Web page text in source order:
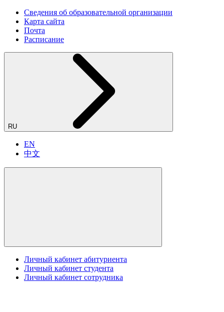
Сведения об образовательной организации
Карта сайта
Почта
Расписание
RU
EN
中文
Личный кабинет абитуриента
Личный кабинет студента
Личный кабинет сотрудника